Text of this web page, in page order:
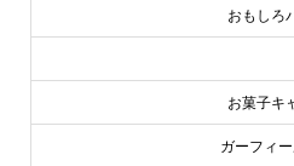
おもしろ
お菓子キ
ガーフィ